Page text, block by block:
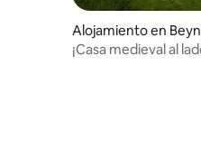
Alojamiento en
azenac
¡Casa medieval al